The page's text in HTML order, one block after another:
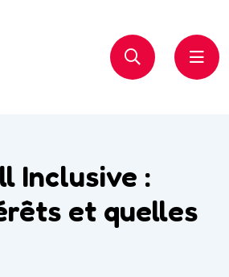
Inclusive :
et quelles